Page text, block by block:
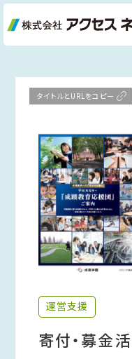
タイトルとURLをコピー
運営支援
寄付・募金